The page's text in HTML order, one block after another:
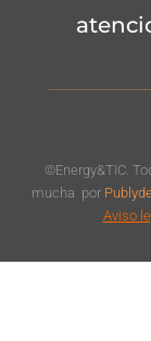
©Energy&TIC.
mucha por
Aviso